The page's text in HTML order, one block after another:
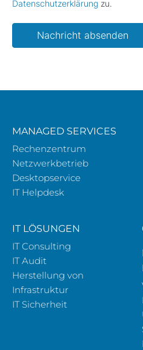
Datenschutzerklärung zu.
Please leave this field
MANAGED SERVICES
Rechenzentrum
Netzwerkbetrieb
Desktopservice
IT Helpdesk
IT LÖSUNGEN
IT Consulting
IT Audit
Herstellung von
Infrastruktur
IT Sicherheit